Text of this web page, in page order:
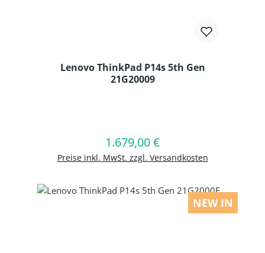
Lenovo ThinkPad P14s 5th Gen
21G20009
Regulärer Preis:
1.679,00 €
Preise inkl. MwSt. zzgl. Versandkosten
In den Warenkorb
NEW IN